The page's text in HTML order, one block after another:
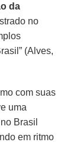
da
no
(Alves,
com suas
uma
no Brasil
em ritmo